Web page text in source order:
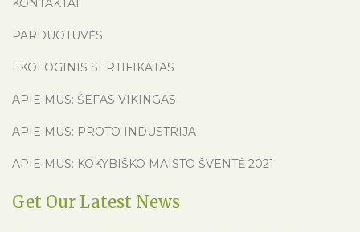
KONTAKTAI
PARDUOTUVĖS
EKOLOGINIS SERTIFIKATAS
APIE MUS: ŠEFAS VIKINGAS
APIE MUS: PROTO INDUSTRIJA
APIE MUS: KOKYBIŠKO MAISTO ŠVENTĖ 2021
Get Our Latest News